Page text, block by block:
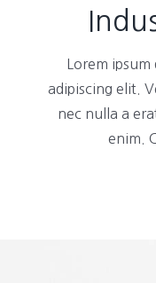
Lorem
adipiscing elit.
nec nulla a
enim.